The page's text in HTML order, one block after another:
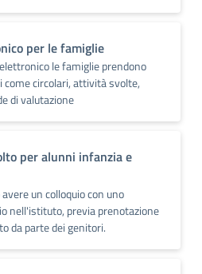
per le famiglie
le famiglie prendono
circolari, attività svolte,
di valutazione
per alunni infanzia e
un colloquio con uno
nell'istituto, previa prenotazione
da parte dei genitori.